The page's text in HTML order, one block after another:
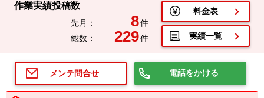
作業実績投稿数
先月： 8件
総数：
229件
料金表
実績一覧
メンテ問合せ 電話をかける